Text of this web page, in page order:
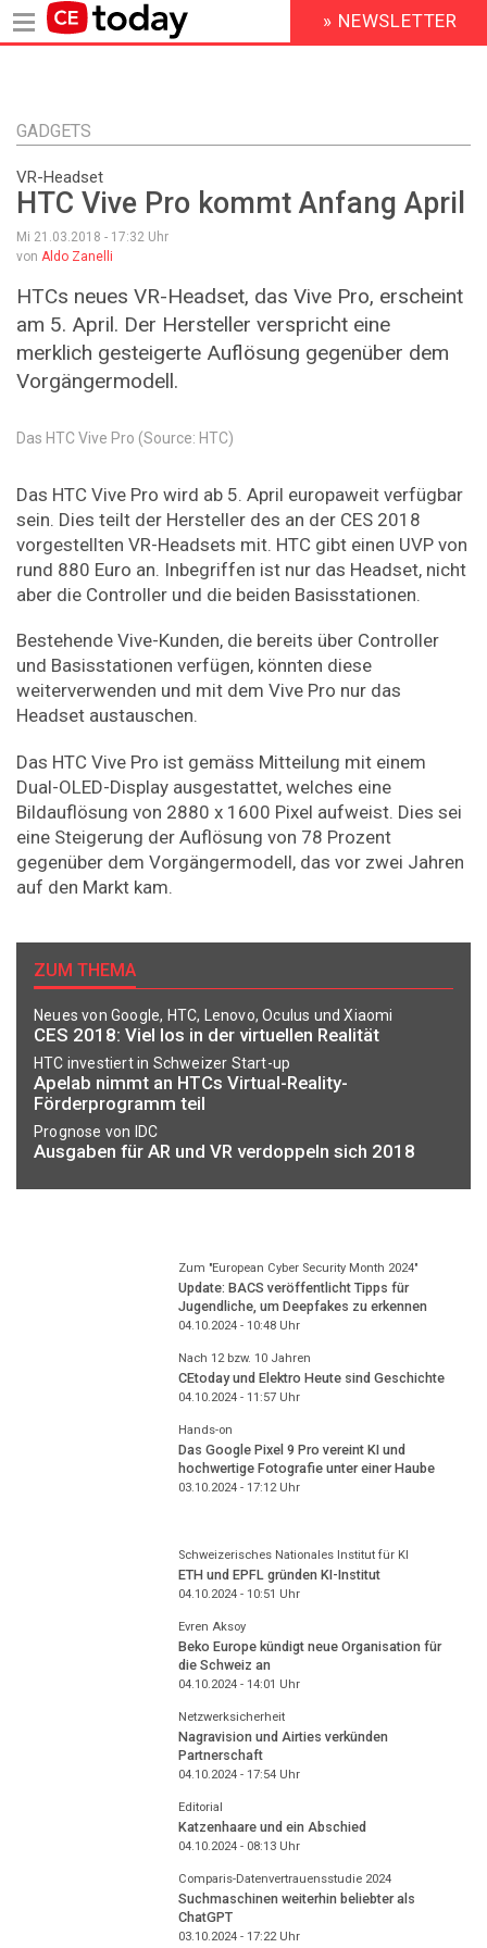
Inhalt
HEADER
MENU
» NEWSLETTER
GADGETS
VR-Headset
HTC Vive Pro kommt Anfang April
Mi 21.03.2018 - 17:32 Uhr
von Aldo Zanelli
HTCs neues VR-Headset, das Vive Pro, erscheint
am 5. April. Der Hersteller verspricht eine
merklich gesteigerte Auflösung gegenüber dem
Vorgängermodell.
Das HTC Vive Pro (Source: HTC)
Das HTC Vive Pro wird ab 5. April europaweit verfügbar
sein. Dies teilt der Hersteller des an der CES 2018
vorgestellten VR-Headsets mit. HTC gibt einen UVP von
rund 880 Euro an. Inbegriffen ist nur das Headset, nicht
aber die Controller und die beiden Basisstationen.
Bestehende Vive-Kunden, die bereits über Controller
und Basisstationen verfügen, könnten diese
weiterverwenden und mit dem Vive Pro nur das
Headset austauschen.
Das HTC Vive Pro ist gemäss Mitteilung mit einem
Dual-OLED-Display ausgestattet, welches eine
Bildauflösung von 2880 x 1600 Pixel aufweist. Dies sei
eine Steigerung der Auflösung von 78 Prozent
gegenüber dem Vorgängermodell, das vor zwei Jahren
auf den Markt kam.
ZUM THEMA
Neues von Google, HTC, Lenovo, Oculus und Xiaomi
CES 2018: Viel los in der virtuellen Realität
HTC investiert in Schweizer Start-up
Apelab nimmt an HTCs Virtual-Reality-
Förderprogramm teil
Prognose von IDC
Ausgaben für AR und VR verdoppeln sich 2018
Zum "European Cyber Security Month 2024"
Update: BACS veröffentlicht Tipps für
Jugendliche, um Deepfakes zu erkennen
04.10.2024 - 10:48Uhr
Nach 12 bzw. 10 Jahren
CEtoday und Elektro Heute sind Geschichte
04.10.2024 - 11:57Uhr
Hands-on
Das Google Pixel 9 Pro vereint KI und
hochwertige Fotografie unter einer Haube
03.10.2024 - 17:12Uhr
Schweizerisches Nationales Institut für KI
ETH und EPFL gründen KI-Institut
04.10.2024 - 10:51 Uhr
Evren Aksoy
Beko Europe kündigt neue Organisation für
die Schweiz an
04.10.2024 - 14:01 Uhr
Netzwerksicherheit
Nagravision und Airties verkünden
Partnerschaft
04.10.2024 - 17:54Uhr
Editorial
Katzenhaare und ein Abschied
04.10.2024 - 08:13Uhr
Comparis-Datenvertrauensstudie 2024
Suchmaschinen weiterhin beliebter als
ChatGPT
03.10.2024 - 17:22Uhr